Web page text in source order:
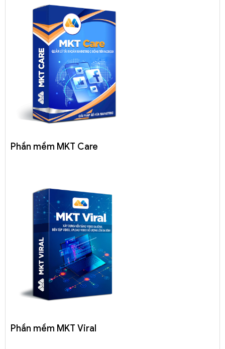
Phần mềm MKT Care
Phần mềm MKT Viral